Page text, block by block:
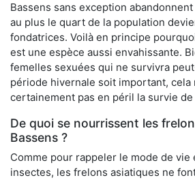
Bassens sans exception
au plus le quart de la population
fondatrices. Voilà en principe
est une espèce aussi envahissante.
femelles sexuées qui ne survivra
période hivernale soit important, cela
certainement pas en péril la survie
De quoi se nourrissent les
Bassens ?
Comme pour rappeler le mode de vie
insectes, les frelons asiatiques ne